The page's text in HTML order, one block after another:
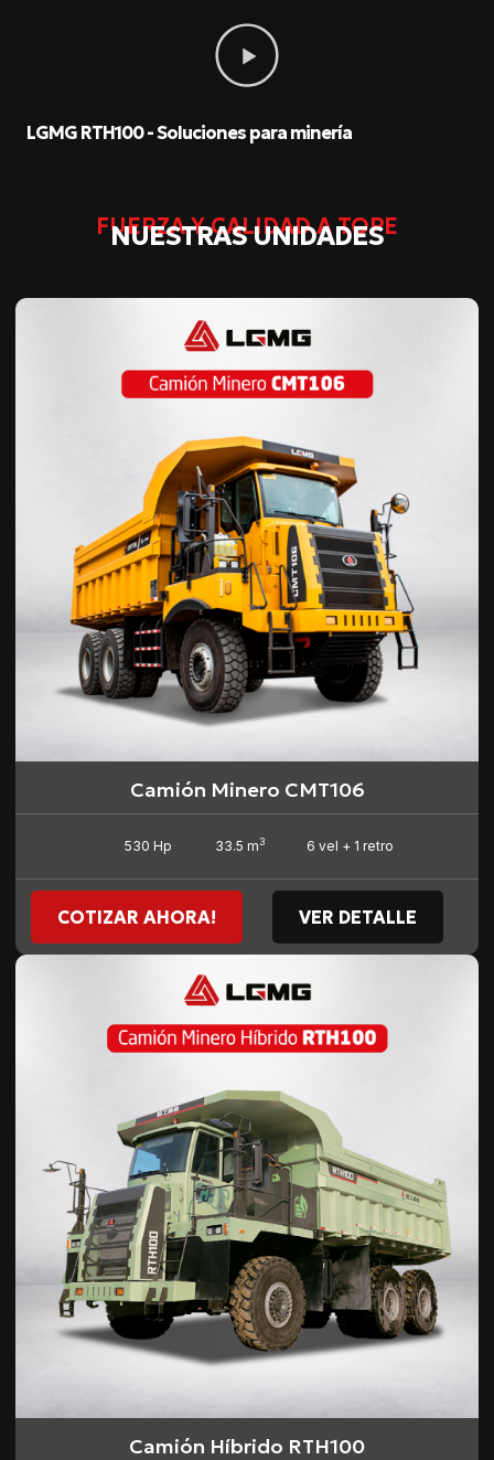
LGMG RTH100 - Soluciones para minería
FUERZA Y CALIDAD A TOPE
NUESTRAS UNIDADES
Camión Minero CMT106
530 Hp 33.5 m3 6 vel + 1 retro
COTIZAR AHORA! VER DETALLE
Camión Híbrido RTH100